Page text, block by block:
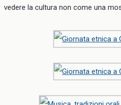
vedere la cultura non come una